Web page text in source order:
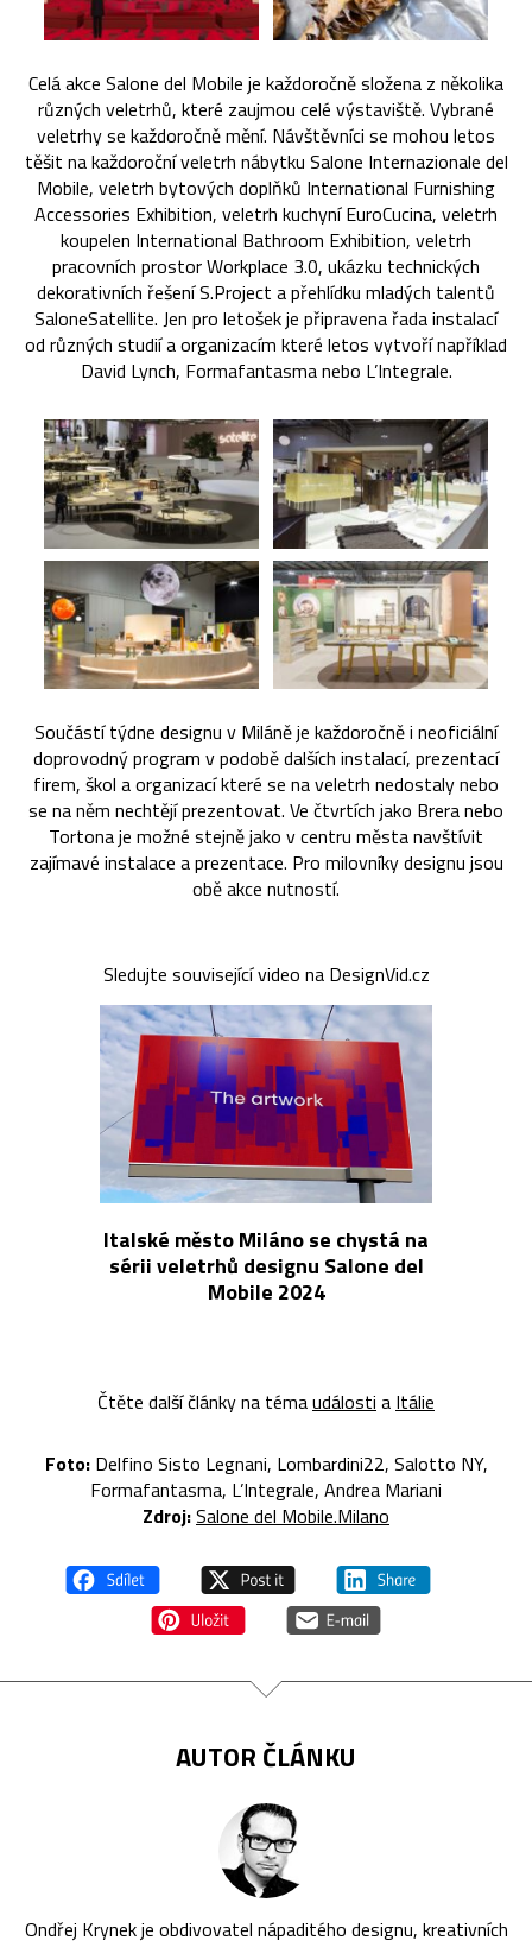
Celá akce Salone del Mobile je každoročně složena z několika
různých veletrhů, které zaujmou celé výstaviště. Vybrané
veletrhy se každoročně mění. Návštěvníci se mohou letos
těšit na každoroční veletrh nábytku Salone Internazionale del
Mobile, veletrh bytových doplňků International Furnishing
Accessories Exhibition, veletrh kuchyní EuroCucina, veletrh
koupelen International Bathroom Exhibition, veletrh
pracovních prostor Workplace 3.0, ukázku technických
dekorativních řešení S.Project a přehlídku mladých talentů
SaloneSatellite. Jen pro letošek je připravena řada instalací
od různých studií a organizacím které letos vytvoří například
David Lynch, Formafantasma nebo L’Integrale.
Součástí týdne designu v Miláně je každoročně i neoficiální
doprovodný program v podobě dalších instalací, prezentací
firem, škol a organizací které se na veletrh nedostaly nebo
se na něm nechtějí prezentovat. Ve čtvrtích jako Brera nebo
Tortona je možné stejně jako v centru města navštívit
zajímavé instalace a prezentace. Pro milovníky designu jsou
obě akce nutností.
Sledujte související video na DesignVid.cz
Italské město Miláno se chystá na
sérii veletrhů designu Salone del
Mobile 2024
Čtěte další články na témaudálosti a Itálie
Foto:Delfino Sisto Legnani, Lombardini22, Salotto NY,
Formafantasma, L’Integrale, Andrea Mariani
Zdroj:Salone del Mobile.Milano
AUTOR ČLÁNKU
Ondřej Krynek je obdivovatel nápaditého designu, kreativních